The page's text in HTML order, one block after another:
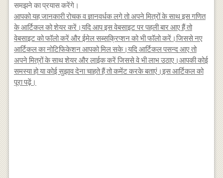
समझने का प्रयास करेंगे।
आपको यह जानकारी रोचक व ज्ञानवर्धक लगे तो अपने मित्रों के साथ इस गणित
के आर्टिकल को शेयर करें।यदि आप इस वेबसाइट पर पहली बार आए हैं तो
वेबसाइट को फॉलो करें और ईमेल सब्सक्रिप्शन को भी फॉलो करें।जिससे नए
आर्टिकल का नोटिफिकेशन आपको मिल सके।यदि आर्टिकल पसन्द आए तो
अपने मित्रों के साथ शेयर और लाईक करें जिससे वे भी लाभ उठाए।आपकी कोई
समस्या हो या कोई सुझाव देना चाहते हैं तो कमेंट करके बताएं।इस आर्टिकल को
पूरा पढ़ें।